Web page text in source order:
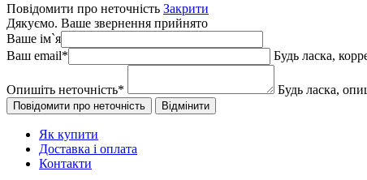
Повідомити про неточність Закрити
Дякуємо. Ваше звернення прийнято
Ваше ім`я
Ваш email* Будь ласка,
Опишіть неточність* Будь ласка,
Як купити
Доставка і оплата
Контакти